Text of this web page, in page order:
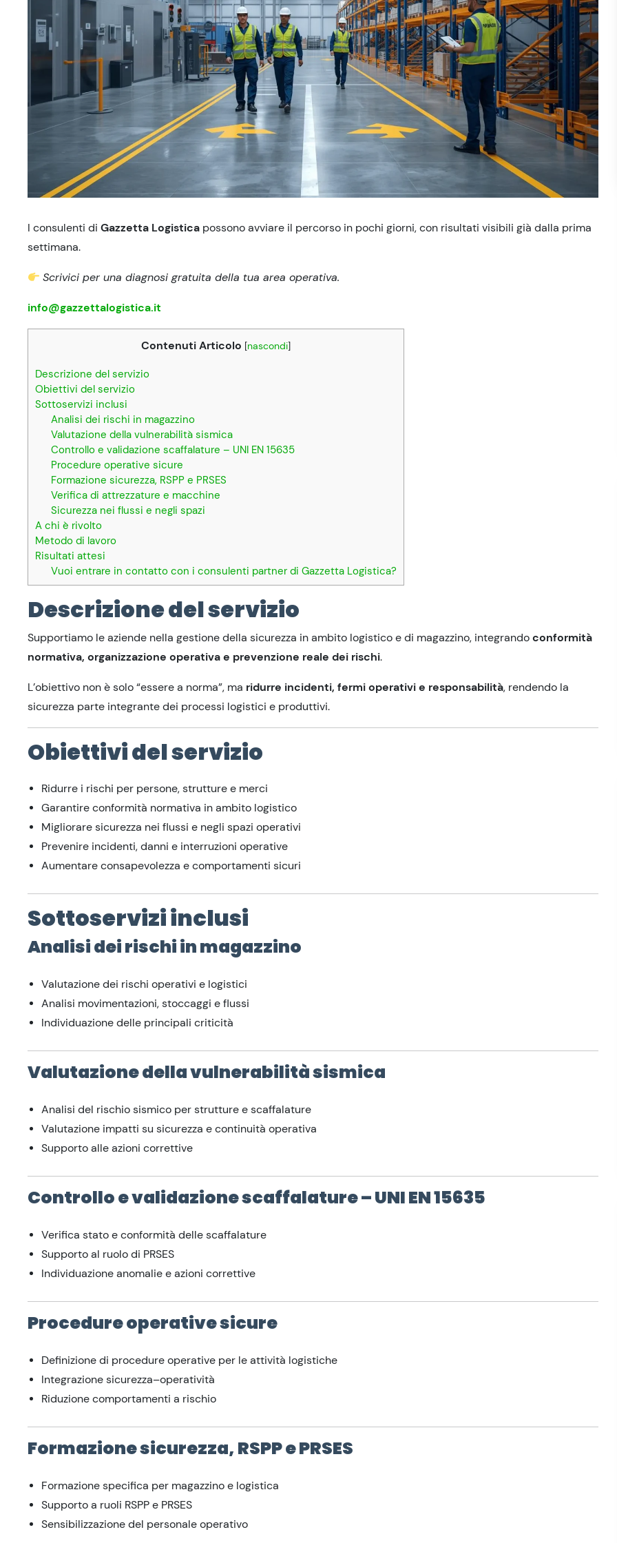
I consulenti di Gazzetta Logistica possono avviare il percorso in pochi giorni, con risultati visibili già dalla prima
settimana.
Scrivici per una diagnosi gratuita della tua area operativa.
info@gazzettalogistica.it
Contenuti Articolo [nascondi]
Descrizione del servizio
Obiettivi del servizio
Sottoservizi inclusi
Analisi dei rischi in magazzino
Valutazione della vulnerabilità sismica
Controllo e validazione scaffalature – UNI EN 15635
Procedure operative sicure
Formazione sicurezza, RSPP e PRSES
Verifica di attrezzature e macchine
Sicurezza nei flussi e negli spazi
A chi è rivolto
Metodo di lavoro
Risultati attesi
Vuoi entrare in contatto con i consulenti partner di Gazzetta Logistica?
Descrizione del servizio
Supportiamo le aziende nella gestione della sicurezza in ambito logistico e di magazzino, integrandoconformità
normativa, organizzazione operativa e prevenzione reale dei rischi.
L’obiettivo non è solo “essere a norma”, ma ridurre incidenti, fermi operativi e responsabilità, rendendo la
sicurezza parte integrante dei processi logistici e produttivi.
Obiettivi del servizio
Ridurre i rischi per persone, strutture e merci
Garantire conformità normativa in ambito logistico
Migliorare sicurezza nei flussi e negli spazi operativi
Prevenire incidenti, danni e interruzioni operative
Aumentare consapevolezza e comportamenti sicuri
Sottoservizi inclusi
Analisi dei rischi in magazzino
Valutazione dei rischi operativi e logistici
Analisi movimentazioni, stoccaggi e flussi
Individuazione delle principali criticità
Valutazione della vulnerabilità sismica
Analisi del rischio sismico per strutture e scaffalature
Valutazione impatti su sicurezza e continuità operativa
Supporto alle azioni correttive
Controllo e validazione scaffalature – UNI EN 15635
Verifica stato e conformità delle scaffalature
Supporto al ruolo di PRSES
Individuazione anomalie e azioni correttive
Procedure operative sicure
Definizione di procedure operative per le attività logistiche
Integrazione sicurezza–operatività
Riduzione comportamenti a rischio
Formazione sicurezza, RSPP e PRSES
Formazione specifica per magazzino e logistica
Supporto a ruoli RSPP e PRSES
Sensibilizzazione del personale operativo